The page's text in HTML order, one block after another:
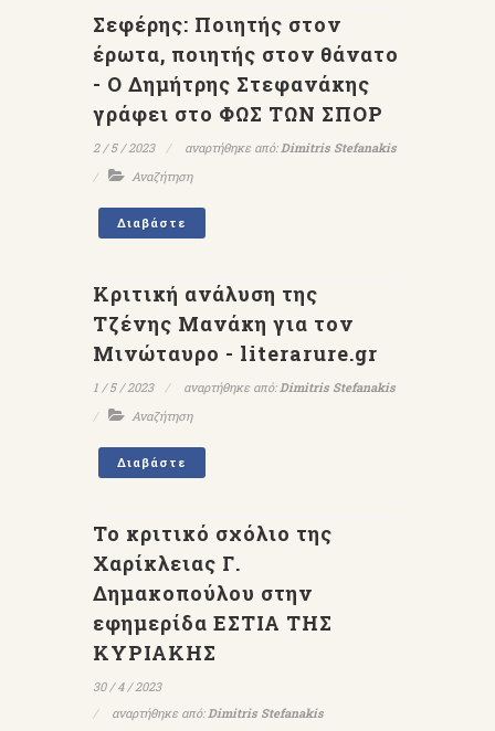
Σεφέρης: Ποιητής στον
έρωτα, ποιητής στον θάνατο
- Ο Δημήτρης Στεφανάκης
γράφει στο ΦΩΣ ΤΩΝ ΣΠΟΡ
2 / 5 / 2023 αναρτήθηκε από:Dimitris Stefanakis
Αναζήτηση
Διαβάστε
Κριτική ανάλυση της
Τζένης Μανάκη για τον
Μινώταυρο - literarure.gr
1 / 5 / 2023 αναρτήθηκε από:Dimitris Stefanakis
Αναζήτηση
Διαβάστε
Το κριτικό σχόλιο της
Χαρίκλειας Γ.
Δημακοπούλου στην
εφημερίδα ΕΣΤΙΑ ΤΗΣ
ΚΥΡΙΑΚΗΣ
30 / 4 / 2023
αναρτήθηκε από:Dimitris Stefanakis